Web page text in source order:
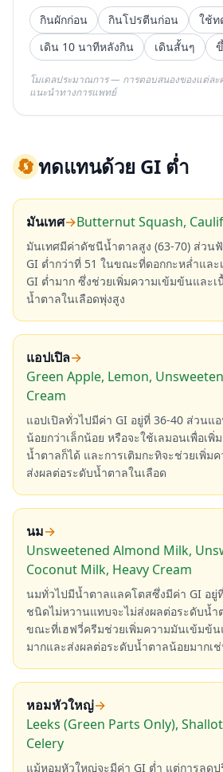
กินผักก่อน
กินโปรตีนก่อน
ใช้ท
เดิน 10 นาทีหลังกิน
เดินสั้นๆ
โมเดลประมาณการ — การตอบสนองของแต่ล
แนะนำทางการแพทย์
🔄ทดแทนด้วย GI ต่ำ
มันเทศ→Butternut Squash,
มันเทศมีค่าดัชนีน้ำตาลสูง (63-70) ส่วน
GI ต่ำกว่าที่ 51 ในขณะที่ดอกกะหล่ำและ
GI ต่ำมาก ซึ่งช่วยเพิ่มความเข้มข้นและ
น้ำตาลในเลือดพุ่งสูง
แอปเปิล→
Green Apple, Lemon,
Cream
แอปเปิลทั่วไปมีค่า GI อยู่ที่ 36-40 ส่วนแ
น้อยกว่าเล็กน้อย หรือจะใช้เลมอนเพื่อเพิ่
น้ำตาลก็ได้ และการเติมกะทิจะช่วยเพิ่ม
ส่งผลต่อระดับน้ำตาลในเลือด
นม→
Unsweetened Almond Milk,
Coconut Milk, Heavy Cream
นมทั่วไปมีน้ำตาลแลคโตสซึ่งมีค่า GI อยู่
ชนิดไม่หวานแทบจะไม่ส่งผลต่อระดับน้ำ
ขณะที่เฮฟวี่ครีมช่วยเพิ่มความมันเข้มข้น
มากและส่งผลต่อระดับน้ำตาลน้อยมากเ
หอมหัวใหญ่→
Leeks (Green Parts Only),
Celery
แม้หอมหัวใหญ่จะมีค่า GI ต่ำ แต่การลด